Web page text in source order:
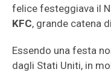
felice festeggiava il
KFC, grande catena
Essendo una festa
dagli Stati Uniti, in